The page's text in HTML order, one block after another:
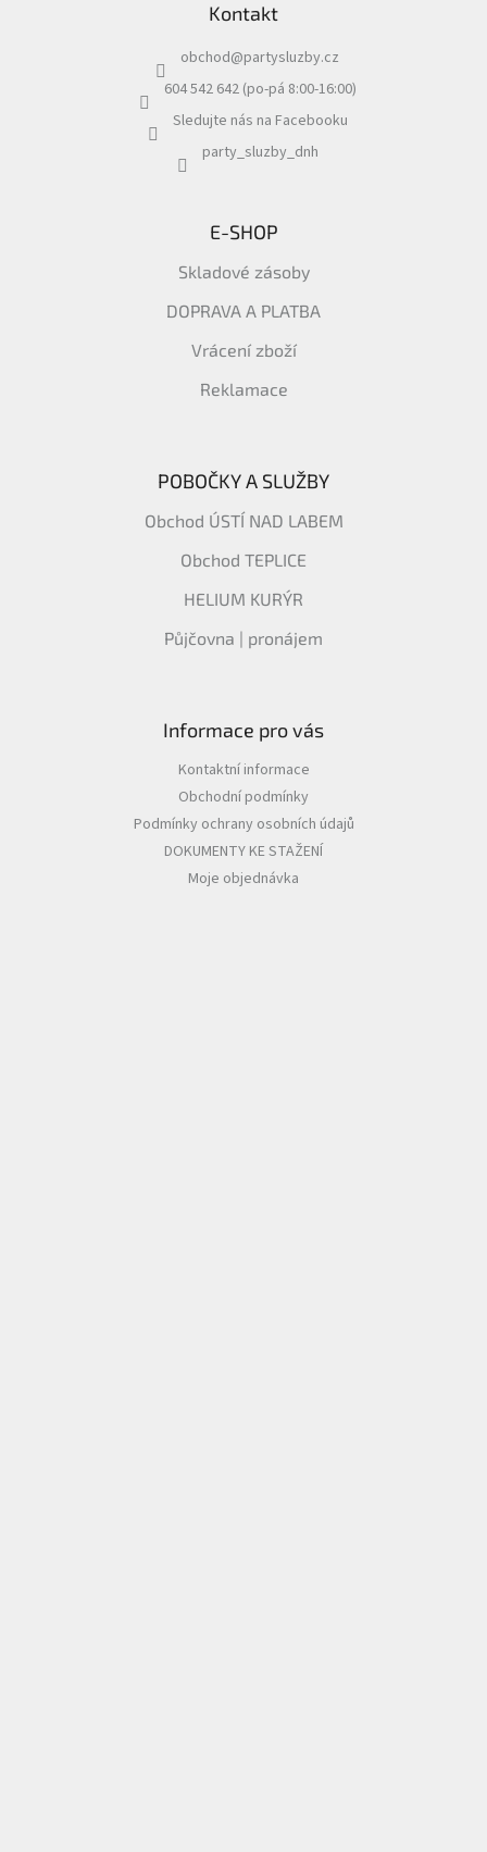
Kontakt
obchod@partysluzby.cz
604 542 642 (po-pá 8:00-16:00)
Sledujte nás na Facebooku
party_sluzby_dnh
E-SHOP
Skladové zásoby
DOPRAVA A PLATBA
Vrácení zboží
Reklamace
POBOČKY A SLUŽBY
Obchod ÚSTÍ NAD LABEM
Obchod TEPLICE
HELIUM KURÝR
Půjčovna | pronájem
Informace pro vás
Kontaktní informace
Obchodní podmínky
Podmínky ochrany osobních údajů
DOKUMENTY KE STAŽENÍ
Moje objednávka